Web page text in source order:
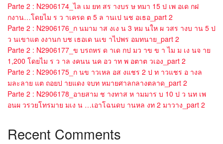
Parte 2 : N2906174_ไล เม ยท สร างบร ษ ทมา 15 ป เพ อเด กฝ
กงาน…โดยไม ร ว าเครด ต 5 ล านเป นช อเธอ_part 2
Parte 2 : N2906176_ก นมาม าส งเง น 3 หม นให ผ วสร างบ าน 5 ป
ว นเขาแต งงานก บช เธอเด นเข าไปพร อมทนาย_part 2
Parte 2 : N2906177_ข บรถหร ด าเด กป มว าข ข า ไม ม เง นจ าย
1,200 โดยไม ร ว าล งคนน นค อว าท พ อตาต วเอง_part 2
Parte 2 : N2906175_ก นข าวเหล อส งแชร 2 ป ท าวแชร อ างล
มละลาย แต ถอยป ายแดง จบท หมายศาลกลางตลาด_part 2
Parte 2 : N2906178_อายสาม ช างทาส ห ามมาร บ 10 ป ว นท เพ
อนผ วรวยโทรมาย มเง น …เอาโฉนดบ านหล งท 2 มาวาง_part 2
Recent Comments